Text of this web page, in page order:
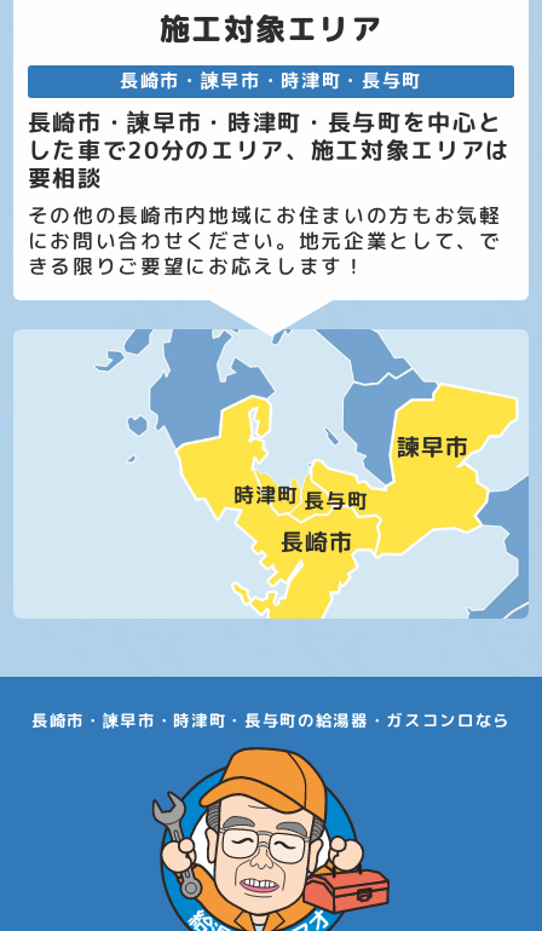
施工対象エリア
長崎市・諫早市・時津町・長与町
長崎市・諫早市・時津町・長与町を中心と
した車で20分のエリア、施工対象エリアは
要相談
その他の長崎市内地域にお住まいの方もお気軽
にお問い合わせください。地元企業として、で
きる限りご要望にお応えします！
長崎市・諫早市・時津町・長与町の給湯器・ガスコンロなら